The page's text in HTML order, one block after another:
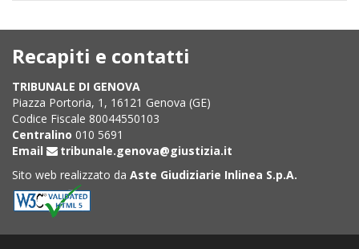
Recapiti e contatti
TRIBUNALE DI GENOVA
Piazza Portoria, 1, 16121 Genova (GE)
Codice Fiscale 80044550103
Centralino 010 5691
Email
tribunale.genova@giustizia.it
Sito web realizzato da Aste Giudiziarie Inlinea S.p.A.